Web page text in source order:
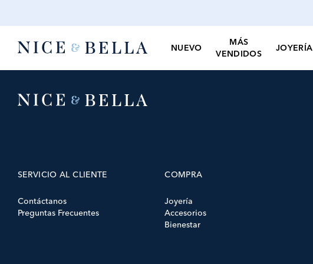
NUEVO
MÁS
VENDIDOS
JOYERÍA
SERVICIO AL CLIENTE
Contáctanos
Preguntas Frecuentes
COMPRA
Joyería
Accesorios
Bienestar